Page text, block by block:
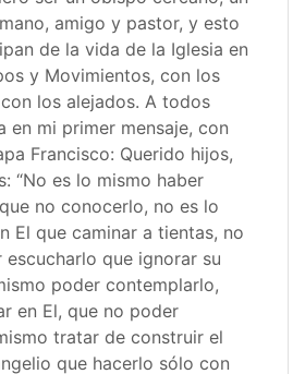
amigo y pastor, y esto
de la vida de la Iglesia en
y Movimientos, con los
los alejados. A todos
en mi primer mensaje, con
Francisco: Querido hijos,
“No es lo mismo haber
no conocerlo, no es lo
El que caminar a tientas, no
que ignorar su
poder contemplarlo,
en El, que no poder
tratar de construir el
que hacerlo sólo con